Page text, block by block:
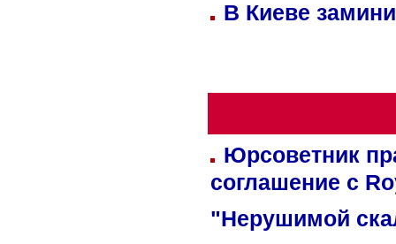
В Киеве
Юрсоветник
соглашение с
"Нерушимой